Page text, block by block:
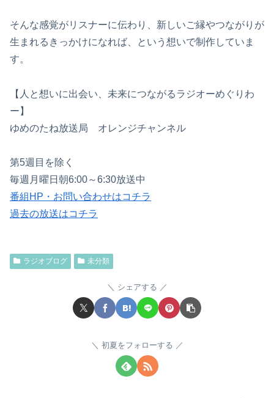
そんな感覚がリスナーに伝わり、新しいご縁やつながりが
生まれるきっかけになれば、という想いで制作していま
す。
【人と想いに出会い、未来につながるラジオーめぐりわ
ー】
ゆめのたね放送局 オレンジチャンネル
第5週目を除く
毎週月曜日朝6:00～6:30放送中
番組HP・お問い合わせはコチラ
過去の放送はコチラ
ラジオブログ 未分類
シェアする
初夏をフォローする